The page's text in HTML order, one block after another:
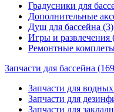
Градусники для
Дополнительные
Душ для бассейна (3)
Игры и развлечения
Ремонтные
Запчасти для бассейна
Запчасти для
Запчасти для
Запчасти для